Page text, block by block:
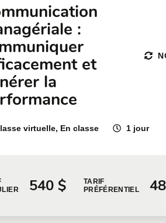
:
et
la
virtuelle, En classe 1 jour
540 $
TARIF
PRÉFÉRENTIEL